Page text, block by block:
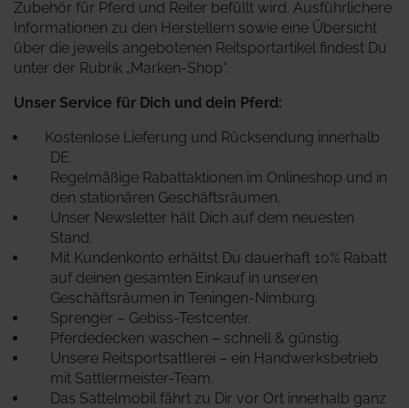
Zubehör für Pferd und Reiter befüllt wird. Ausführlichere
Informationen zu den Herstellern sowie eine Übersicht
über die jeweils angebotenen Reitsportartikel findest Du
unter der Rubrik „Marken-Shop“.
Unser Service für Dich und dein Pferd:
Kostenlose Lieferung und Rücksendung innerhalb
DE.
Regelmäßige Rabattaktionen im Onlineshop und in
den stationären Geschäftsräumen.
Unser Newsletter hält Dich auf dem neuesten
Stand.
Mit Kundenkonto erhältst Du dauerhaft 10% Rabatt
auf deinen gesamten Einkauf in unseren
Geschäftsräumen in Teningen-Nimburg.
Sprenger – Gebiss-Testcenter.
Pferdedecken waschen – schnell & günstig.
Unsere Reitsportsattlerei – ein Handwerksbetrieb
mit Sattlermeister-Team.
Das Sattelmobil fährt zu Dir vor Ort innerhalb ganz